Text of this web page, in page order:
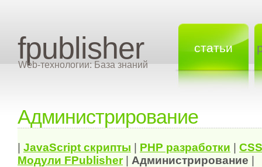
fpublisher
Web-технологии: База знаний
статьи
Администрирование
JavaScript скрипты PHP разработки
Модули FPublisher| Администрирование